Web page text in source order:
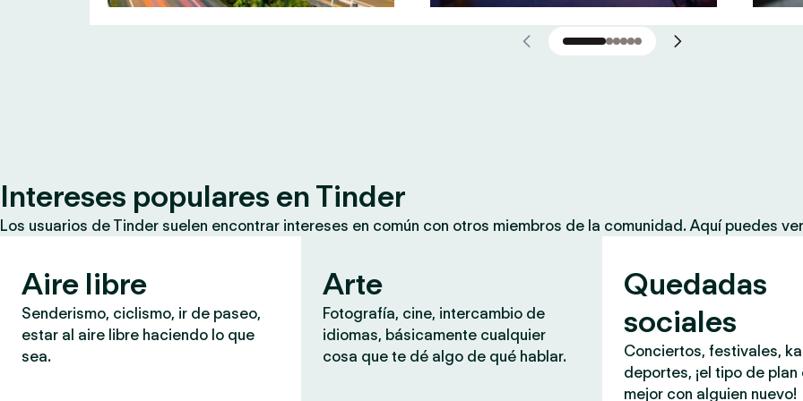
Intereses populares en Tinder
Los usuarios de Tinder suelen encontrar intereses en común con otros miembros de la comunidad. Aquí puedes
Aire libre
Senderismo, ciclismo, ir de paseo,
estar al aire libre haciendo lo que
sea.
Arte
Fotografía, cine, intercambio de
idiomas, básicamente cualquier
cosa que te dé algo de qué hablar.
Quedadas
sociales
Conciertos, festivales,
deportes, ¡el tipo de plan
mejor con alguien nuevo!